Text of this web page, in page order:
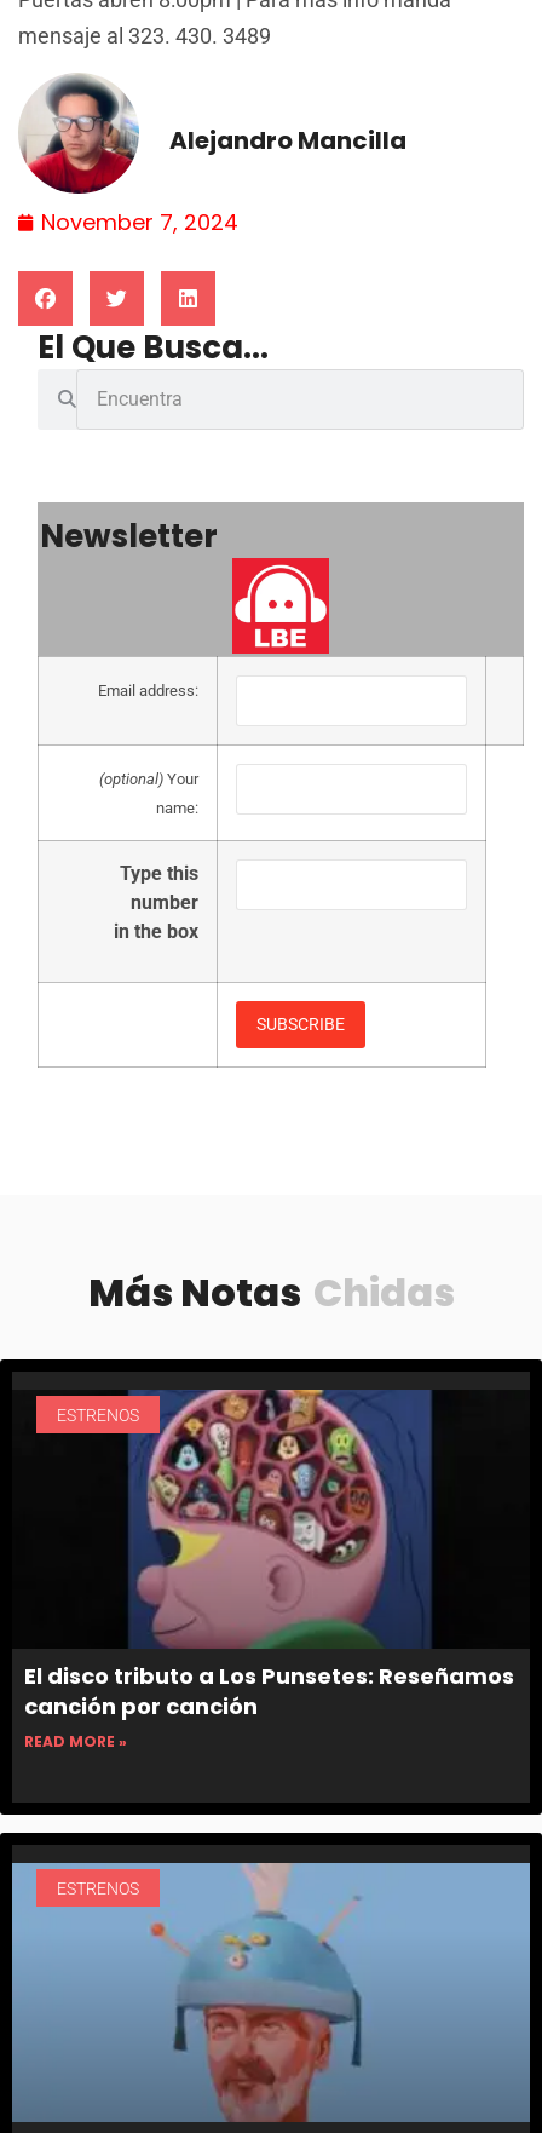
mensaje al 323. 430. 3489
Alejandro Mancilla
November 7, 2024
El Que Busca...
Newsletter
Email address:
(optional) Your
name:
Type this
number
in the box
Más Notas Chidas
ESTRENOS
El disco tributo a Los Punsetes: Reseñamos
canción por canción
READ MORE »
ESTRENOS